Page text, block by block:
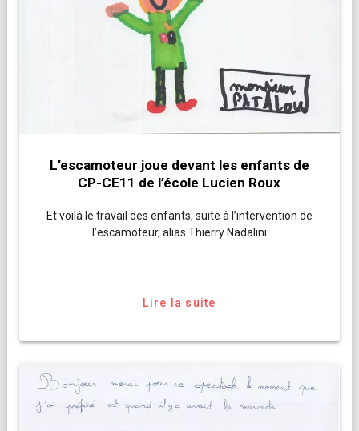
L’escamoteur joue devant les enfants de
CP-CE11 de l’école Lucien Roux
Et voilà le travail des enfants, suite à l’intervention de
l’escamoteur, alias Thierry Nadalini
Lire la suite